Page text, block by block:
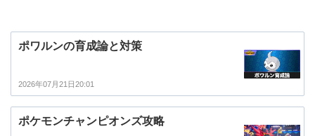
ポワルンの育成論と対策
2026年07月21日20:01
ポケモンチャンピオンズ攻略